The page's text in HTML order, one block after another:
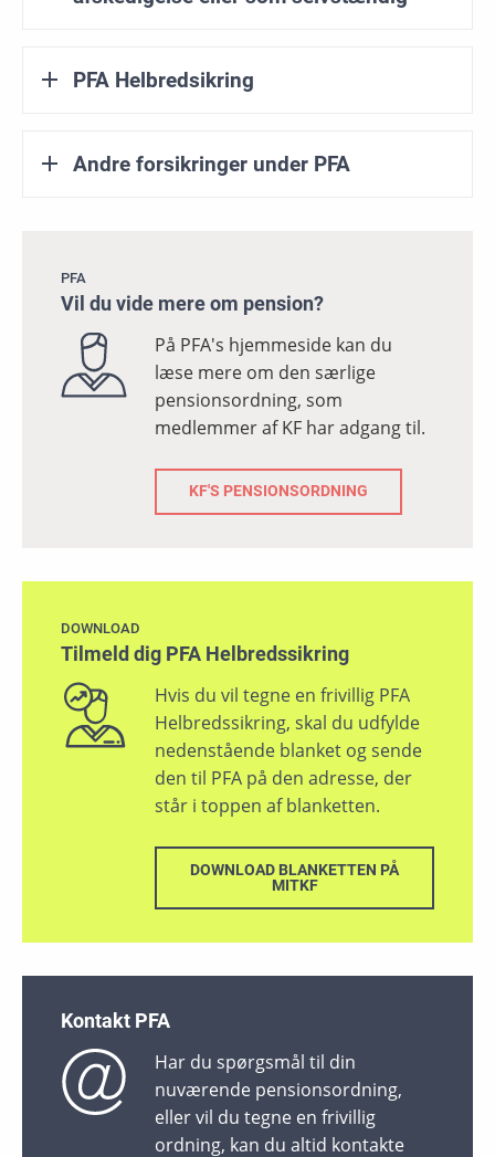
PFA Helbredsikring
Andre forsikringer under PFA
PFA
Vil du vide mere om pension?
På PFA's hjemmeside kan du
læse mere om den særlige
pensionsordning, som
medlemmer af KF har adgang til.
KF'S PENSIONSORDNING
DOWNLOAD
Tilmeld dig PFA Helbredssikring
Hvis du vil tegne en frivillig PFA
Helbredssikring, skal du udfylde
nedenstående blanket og sende
den til PFA på den adresse, der
står i toppen af blanketten.
DOWNLOAD BLANKETTEN PÅ
MITKF
Kontakt PFA
Har du spørgsmål til din
nuværende pensionsordning,
eller vil du tegne en frivillig
ordning, kan du altid kontakte